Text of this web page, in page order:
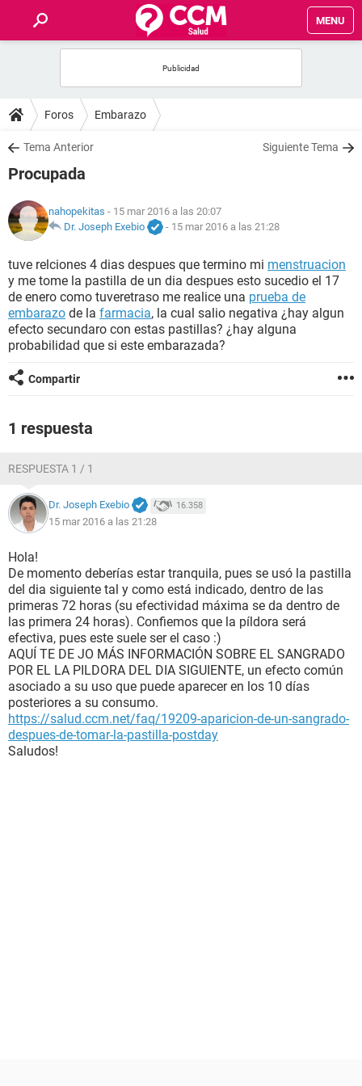
MENU
FOROS
SALUD
FAMILIA
NUTRICIÓN
BIENESTAR
SEXUALIDAD
GLOSARIO
Foros Embarazo
Tema Anterior Siguiente Tema
Procupada
nahopekitas - 15 mar 2016 a las 20:07
Dr. Joseph Exebio
- 15 mar 2016 a las 21:28
tuve relciones 4 dias despues que termino mi menstruacion
y me tome la pastilla de un dia despues esto sucedio el 17
de enero como tuveretraso me realice una prueba de
embarazo de la farmacia, la cual salio negativa ¿hay algun
efecto secundaro con estas pastillas? ¿hay alguna
probabilidad que si este embarazada?
Compartir
1 respuesta
RESPUESTA 1 / 1
Dr. Joseph Exebio 16.358
15 mar 2016 a las 21:28
Hola!
De momento deberías estar tranquila, pues se usó la pastilla
del dia siguiente tal y como está indicado, dentro de las
primeras 72 horas (su efectividad máxima se da dentro de
las primera 24 horas). Confiemos que la píldora será
efectiva, pues este suele ser el caso :)
AQUÍ TE DE JO MÁS INFORMACIÓN SOBRE EL SANGRADO
POR EL LA PILDORA DEL DIA SIGUIENTE, un efecto común
asociado a su uso que puede aparecer en los 10 días
posteriores a su consumo.
https://salud.ccm.net/faq/19209-aparicion-de-un-sangrado-
despues-de-tomar-la-pastilla-postday
Saludos!